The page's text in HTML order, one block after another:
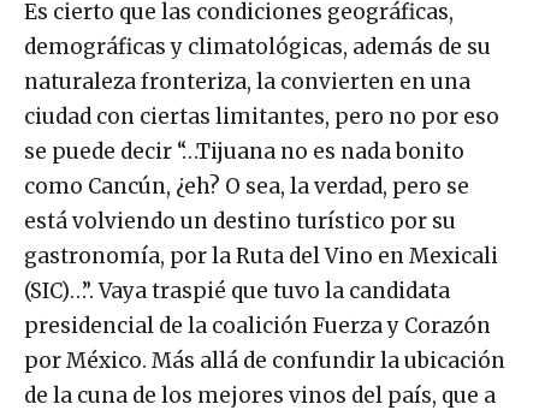
Es cierto que las condiciones geográficas,
demográficas y climatológicas, además de su
naturaleza fronteriza, la convierten en una
ciudad con ciertas limitantes, pero no por eso
se puede decir “…Tijuana no es nada bonito
como Cancún, ¿eh? O sea, la verdad, pero se
está volviendo un destino turístico por su
gastronomía, por la Ruta del Vino en Mexicali
(SIC)…”. Vaya traspié que tuvo la candidata
presidencial de la coalición Fuerza y Corazón
por México. Más allá de confundir la ubicación
de la cuna de los mejores vinos del país, que a